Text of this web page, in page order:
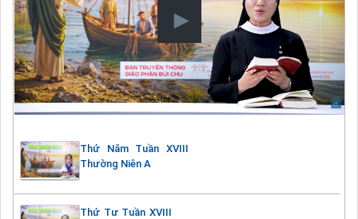
Thứ Năm Tuần XVIII
Thường Niên A
Thứ Tư Tuần XVIII